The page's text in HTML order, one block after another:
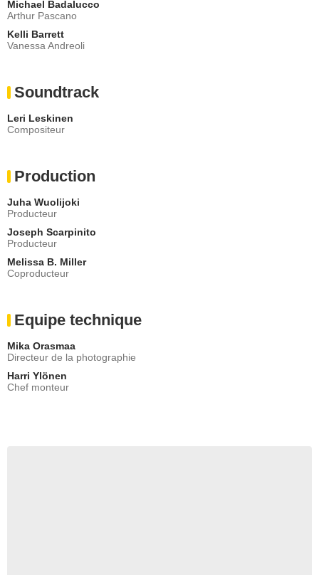
Michael Badalucco
Arthur Pascano
Kelli Barrett
Vanessa Andreoli
Soundtrack
Leri Leskinen
Compositeur
Production
Juha Wuolijoki
Producteur
Joseph Scarpinito
Producteur
Melissa B. Miller
Coproducteur
Equipe technique
Mika Orasmaa
Directeur de la photographie
Harri Ylönen
Chef monteur